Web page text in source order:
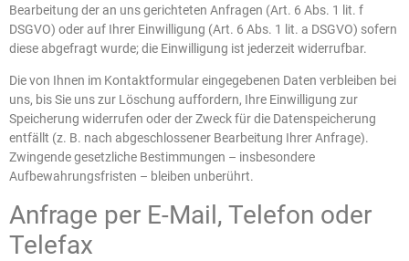
Bearbeitung der an uns gerichteten Anfragen (Art. 6 Abs. 1 lit. f
DSGVO) oder auf Ihrer Einwilligung (Art. 6 Abs. 1 lit. a DSGVO) sofern
diese abgefragt wurde; die Einwilligung ist jederzeit widerrufbar.
Die von Ihnen im Kontaktformular eingegebenen Daten verbleiben bei
uns, bis Sie uns zur Löschung auffordern, Ihre Einwilligung zur
Speicherung widerrufen oder der Zweck für die Datenspeicherung
entfällt (z. B. nach abgeschlossener Bearbeitung Ihrer Anfrage).
Zwingende gesetzliche Bestimmungen – insbesondere
Aufbewahrungsfristen – bleiben unberührt.
Anfrage per E-Mail, Telefon oder
Telefax